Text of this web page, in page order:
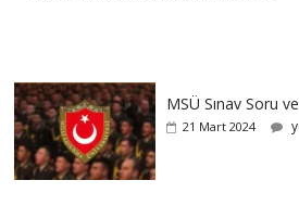
MSÜ Sınav Soru
21 Mart 2024